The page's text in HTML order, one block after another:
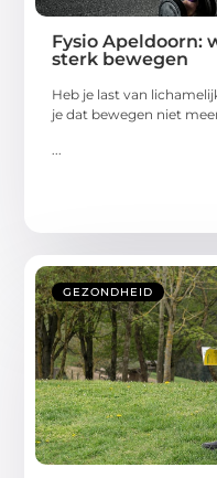
Fysio Apeldoorn:
sterk bewegen
Heb je last van
je dat bewegen niet
...
GEZONDHEID